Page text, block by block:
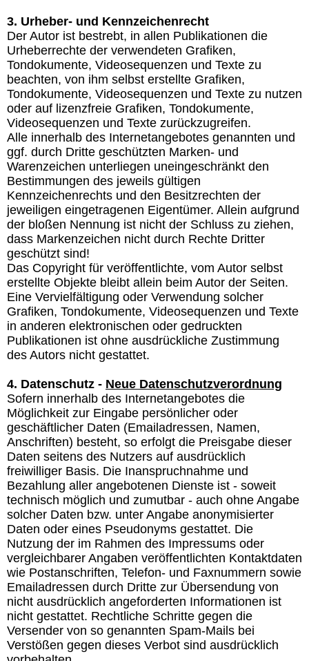
3. Urheber- und Kennzeichenrecht
Der Autor ist bestrebt, in allen Publikationen die
Urheberrechte der verwendeten Grafiken,
Tondokumente, Videosequenzen und Texte zu
beachten, von ihm selbst erstellte Grafiken,
Tondokumente, Videosequenzen und Texte zu nutzen
oder auf lizenzfreie Grafiken, Tondokumente,
Videosequenzen und Texte zurückzugreifen.
Alle innerhalb des Internetangebotes genannten und
ggf. durch Dritte geschützten Marken- und
Warenzeichen unterliegen uneingeschränkt den
Bestimmungen des jeweils gültigen
Kennzeichenrechts und den Besitzrechten der
jeweiligen eingetragenen Eigentümer. Allein aufgrund
der bloßen Nennung ist nicht der Schluss zu ziehen,
dass Markenzeichen nicht durch Rechte Dritter
geschützt sind!
Das Copyright für veröffentlichte, vom Autor selbst
erstellte Objekte bleibt allein beim Autor der Seiten.
Eine Vervielfältigung oder Verwendung solcher
Grafiken, Tondokumente, Videosequenzen und Texte
in anderen elektronischen oder gedruckten
Publikationen ist ohne ausdrückliche Zustimmung
des Autors nicht gestattet.
4. Datenschutz - Neue Datenschutzverordnung
Sofern innerhalb des Internetangebotes die
Möglichkeit zur Eingabe persönlicher oder
geschäftlicher Daten (Emailadressen, Namen,
Anschriften) besteht, so erfolgt die Preisgabe dieser
Daten seitens des Nutzers auf ausdrücklich
freiwilliger Basis. Die Inanspruchnahme und
Bezahlung aller angebotenen Dienste ist - soweit
technisch möglich und zumutbar - auch ohne Angabe
solcher Daten bzw. unter Angabe anonymisierter
Daten oder eines Pseudonyms gestattet. Die
Nutzung der im Rahmen des Impressums oder
vergleichbarer Angaben veröffentlichten Kontaktdaten
wie Postanschriften, Telefon- und Faxnummern sowie
Emailadressen durch Dritte zur Übersendung von
nicht ausdrücklich angeforderten Informationen ist
nicht gestattet. Rechtliche Schritte gegen die
Versender von so genannten Spam-Mails bei
Verstößen gegen dieses Verbot sind ausdrücklich